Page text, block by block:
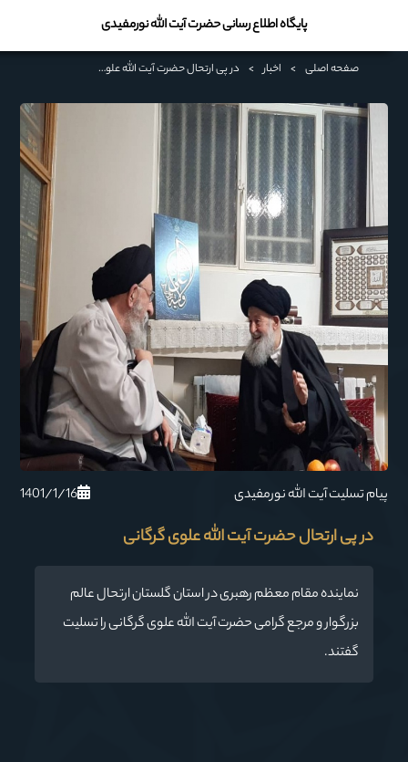
پایگاه اطلاع رسانی حضرت آیت الله نورمفیدی
صفحه اصلی > اخبار > در پی ارتحال حضرت آیت ‌الله علوی گرگانی
پیام تسلیت آیت الله نورمفیدی 1401/1/16
در پی ارتحال حضرت آیت ‌الله علوی گرگانی
نماینده مقام معظم رهبری در استان گلستان ارتحال عالم
بزرگوار و مرجع گرامی حضرت آیت ‌الله علوی گرگانی را تسلیت
گفتند.